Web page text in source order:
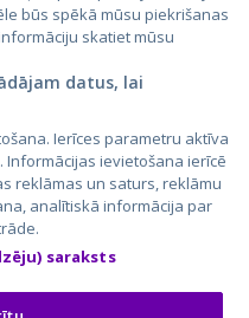
būs spēkā mūsu piekrišanas
skatiet mūsu
datus, lai
Ierīces parametru aktīva
ievietošana ierīcē
reklāmas un saturs, reklāmu
analītiskā informācija par
saraksts